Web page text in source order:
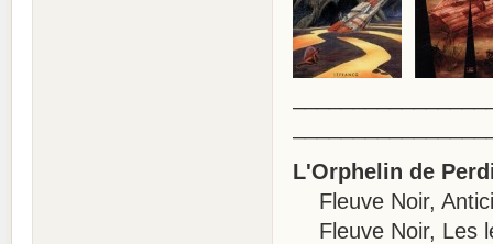
L'Orphelin de
Fleuve Noir,
Fleuve Noir, Les